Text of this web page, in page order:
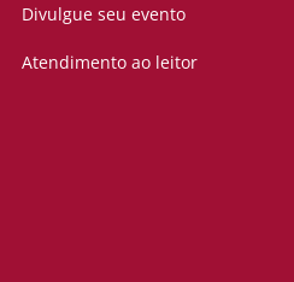
Divulgue seu evento
Atendimento ao leitor